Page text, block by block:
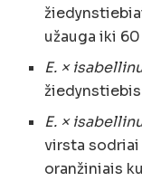
užauga iki
E. ×
E. ×
virsta
oranžiniais